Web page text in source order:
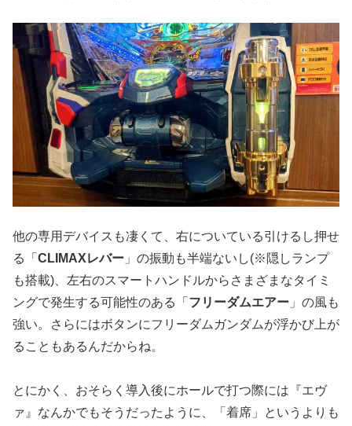
他の専用デバイスも凄くて、右についている引けるし押せ
る「 CLIMAXレバー 」の振動も半端ないし(※隠しランプ
も搭載)、左右のスマートハンドルからさまざまなタイミ
ングで発生する可能性のある「 フリーダムエアー 」の風も
強い。さらにはボタンにフリーダムガンダムが浮かび上が
ることもあるんだからね。
とにかく、おそらく導入後にホールで打つ際には『エヴ
ァ』なんかでもそうだったように、「着席」というよりも